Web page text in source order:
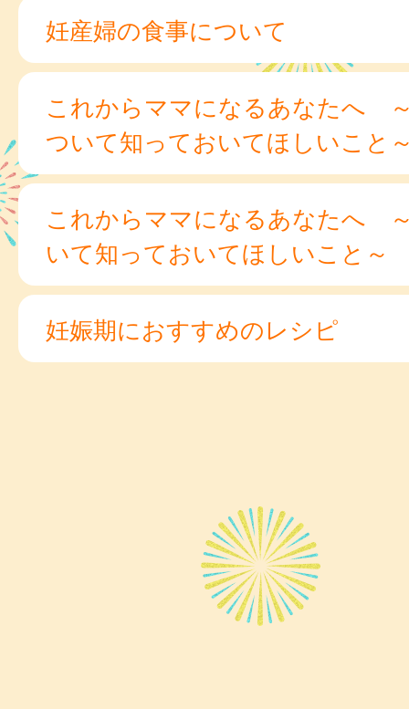
妊産婦の食事について
これからママになるあなたへ
ついて知っておいてほしいこと
これからママになるあなたへ
いて知っておいてほしいこと～
妊娠期におすすめのレシピ